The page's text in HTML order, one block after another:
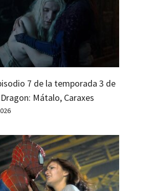
7 de la temporada 3 de
Mátalo, Caraxes